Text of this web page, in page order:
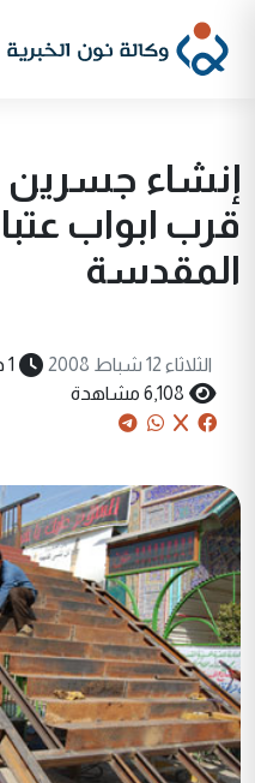
إنشاء جسرين
قرب ابواب
المقدسة
الثلاثاء 12 شباط 2008 1 دقيقة قراءة
6,108 مشاهدة